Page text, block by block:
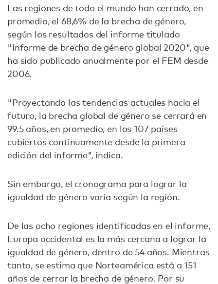
Las regiones de todo el mundo han cerrado, en
promedio, el 68,6% de la brecha de género,
según los resultados del informe titulado
"Informe de brecha de género global 2020", que
ha sido publicado anualmente por el FEM desde
2006.
"Proyectando las tendencias actuales hacia el
futuro, la brecha global de género se cerrará en
99.5 años, en promedio, en los 107 países
cubiertos continuamente desde la primera
edición del informe", indica.
Sin embargo, el cronograma para lograr la
igualdad de género varía según la región.
De las ocho regiones identificadas en el informe,
Europa occidental es la más cercana a lograr la
igualdad de género, dentro de 54 años. Mientras
tanto, se estima que Norteamérica está a 151
años de cerrar la brecha de género. Por su